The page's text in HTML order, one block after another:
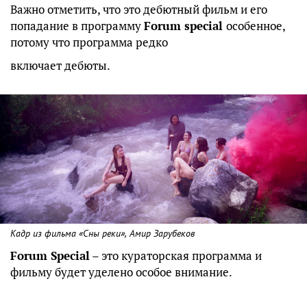
Важно отметить, что это дебютный фильм и его
попадание в программуForum special особенное,
потому что программа редко
включает дебюты.
Кадр из фильма «Сны реки», Амир Зарубеков
Forum Special– это кураторская программа и
фильму будет уделено особое внимание.